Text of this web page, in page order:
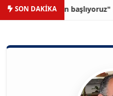
SON DAKİKA
için başlıyoruz" mesajıyla